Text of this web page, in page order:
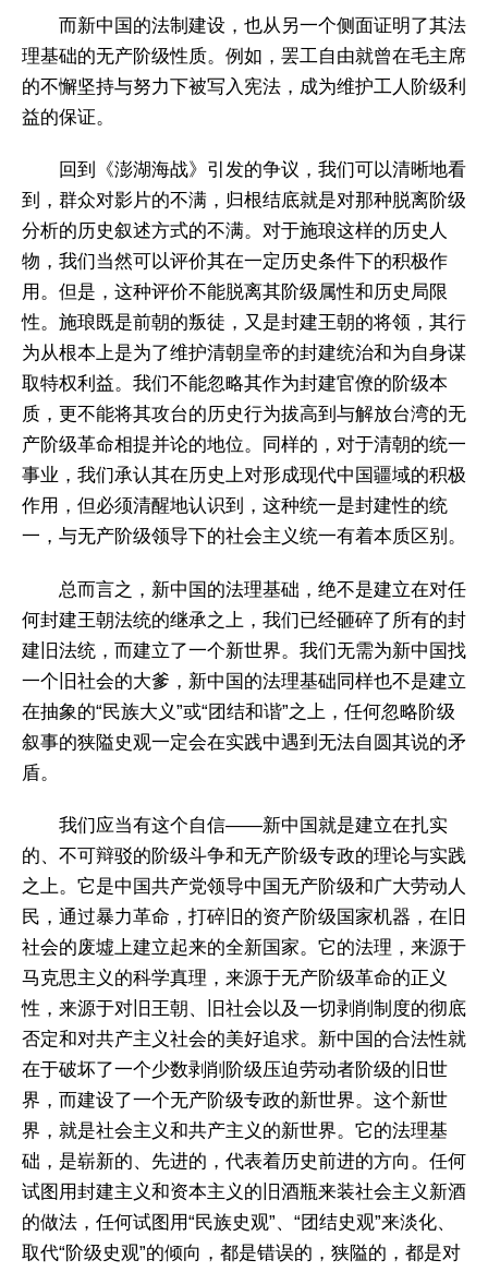
而新中国的法制建设，也从另一个侧面证明了其法
理基础的无产阶级性质。例如，罢工自由就曾在毛主席
的不懈坚持与努力下被写入宪法，成为维护工人阶级利
益的保证。
回到《澎湖海战》引发的争议，我们可以清晰地看
到，群众对影片的不满，归根结底就是对那种脱离阶级
分析的历史叙述方式的不满。对于施琅这样的历史人
物，我们当然可以评价其在一定历史条件下的积极作
用。但是，这种评价不能脱离其阶级属性和历史局限
性。施琅既是前朝的叛徒，又是封建王朝的将领，其行
为从根本上是为了维护清朝皇帝的封建统治和为自身谋
取特权利益。我们不能忽略其作为封建官僚的阶级本
质，更不能将其攻台的历史行为拔高到与解放台湾的无
产阶级革命相提并论的地位。同样的，对于清朝的统一
事业，我们承认其在历史上对形成现代中国疆域的积极
作用，但必须清醒地认识到，这种统一是封建性的统
一，与无产阶级领导下的社会主义统一有着本质区别。
总而言之，新中国的法理基础，绝不是建立在对任
何封建王朝法统的继承之上，我们已经砸碎了所有的封
建旧法统，而建立了一个新世界。我们无需为新中国找
一个旧社会的大爹，新中国的法理基础同样也不是建立
在抽象的“民族大义”或“团结和谐”之上，任何忽略阶级
叙事的狭隘史观一定会在实践中遇到无法自圆其说的矛
盾。
我们应当有这个自信——新中国就是建立在扎实
的、不可辩驳的阶级斗争和无产阶级专政的理论与实践
之上。它是中国共产党领导中国无产阶级和广大劳动人
民，通过暴力革命，打碎旧的资产阶级国家机器，在旧
社会的废墟上建立起来的全新国家。它的法理，来源于
马克思主义的科学真理，来源于无产阶级革命的正义
性，来源于对旧王朝、旧社会以及一切剥削制度的彻底
否定和对共产主义社会的美好追求。新中国的合法性就
在于破坏了一个少数剥削阶级压迫劳动者阶级的旧世
界，而建设了一个无产阶级专政的新世界。这个新世
界，就是社会主义和共产主义的新世界。它的法理基
础，是崭新的、先进的，代表着历史前进的方向。任何
试图用封建主义和资本主义的旧酒瓶来装社会主义新酒
的做法，任何试图用“民族史观”、“团结史观”来淡化、
取代“阶级史观”的倾向，都是错误的，狭隘的，都是对